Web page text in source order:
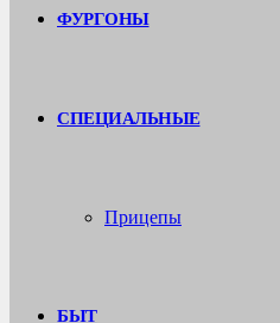
ФУРГОНЫ
СПЕЦИАЛЬНЫЕ
Прицепы
БЫТ